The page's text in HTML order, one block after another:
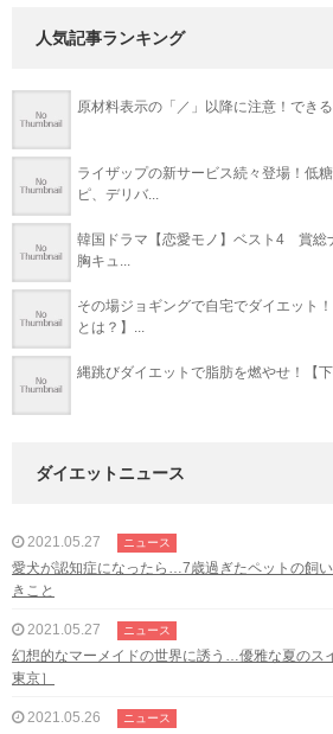
人気記事ランキング
原材料表示の「／」以降に注意！でき
ライザップの新サービス続々登場！低
ピ、デリバ...
韓国ドラマ【恋愛モノ】ベスト4 賞総
胸キュ...
その場ジョギングで自宅でダイエット
とは？】...
縄跳びダイエットで脂肪を燃やせ！【
ダイエットニュース
2021.05.27 ニュース
愛犬が認知症になったら…7歳過ぎたペットの飼
きこと
2021.05.27 ニュース
幻想的なマーメイドの世界に誘う…優雅な夏のス
東京］
2021.05.26 ニュース